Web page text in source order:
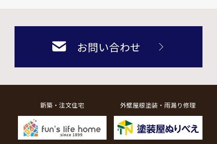
お問い合わせ
新築・注文住宅 外壁屋根塗装・雨漏り修理